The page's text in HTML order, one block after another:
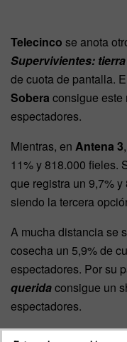
Telecinco se anota
Supervivientes:
de cuota de pantalla.
Sobera consigue este
espectadores.
Mientras, en Antena 3
11% y 818.000 fieles.
que registra un 9,7%
siendo la tercera
A mucha distancia se
cosecha un 5,9% de
espectadores. Por su
queridaconsigue un
espectadores.